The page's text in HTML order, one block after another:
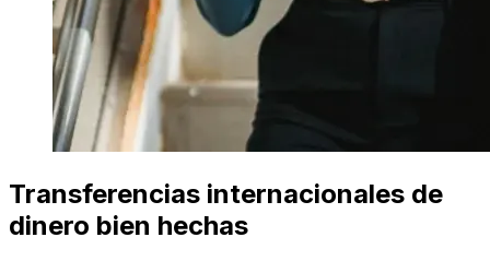
Transferencias internacionales de
dinero bien hechas